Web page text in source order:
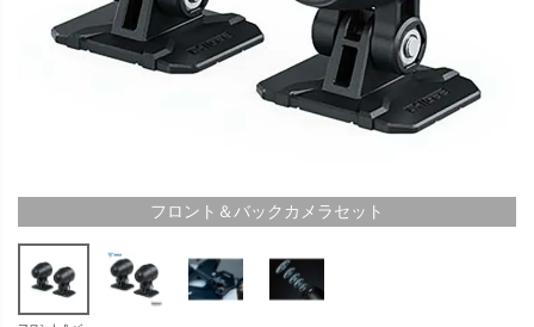
フロント＆バックカメラセット